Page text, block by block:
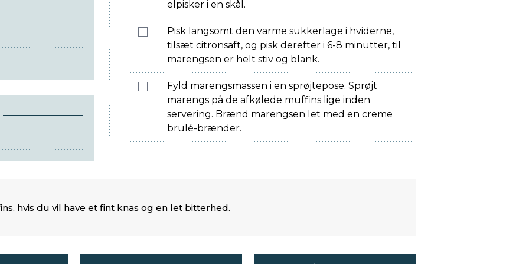
elpisker i en skål.
Pisk langsomt den varme sukkerlage i hviderne,
tilsæt citronsaft, og pisk derefter i 6-8 minutter, til
marengsen er helt stiv og blank.
Fyld marengsmassen i en sprøjtepose. Sprøjt
marengs på de afkølede muffins lige inden
servering. Brænd marengsen let med en creme
brulé-brænder.
hvis du vil have et fint knas og en let bitterhed.